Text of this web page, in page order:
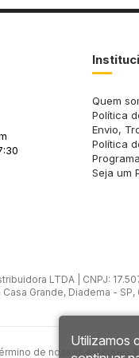
Quem
Política
Envio,
Política
Seja um
LTDA | CNPJ:
Casa Grande, Diadema -
de nossos estoques
Utilizamos